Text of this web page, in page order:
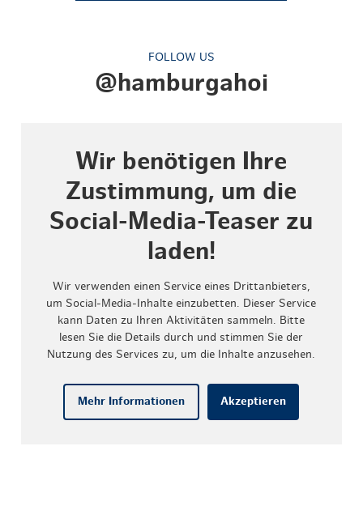
FOLLOW US
@hamburgahoi
Wir benötigen Ihre
Zustimmung, um die
Social-Media-Teaser zu
laden!
Wir verwenden einen Service eines Drittanbieters,
um Social-Media-Inhalte einzubetten. Dieser Service
kann Daten zu Ihren Aktivitäten sammeln. Bitte
lesen Sie die Details durch und stimmen Sie der
Nutzung des Services zu, um die Inhalte anzusehen.
Mehr Informationen Akzeptieren